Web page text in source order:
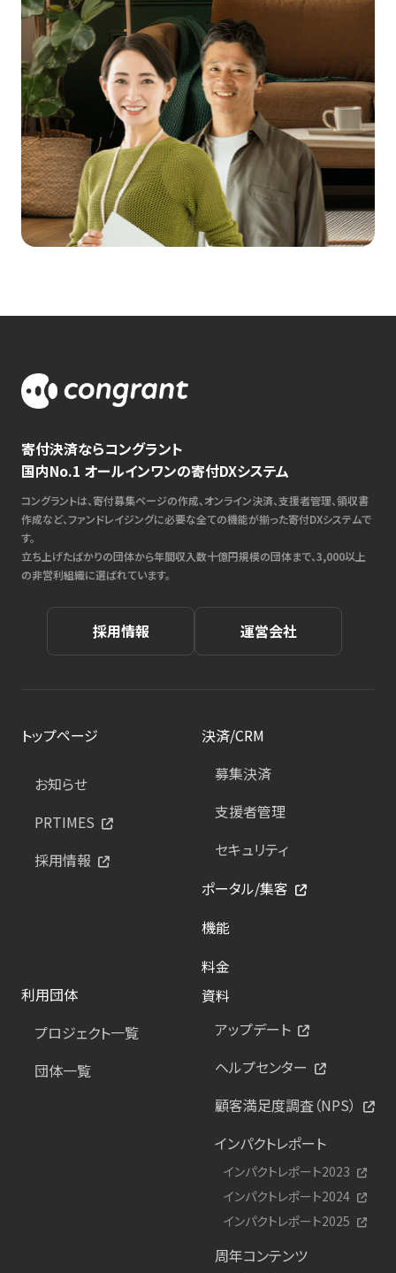
寄付決済ならコングラント
国内No.1 オールインワンの寄付DXシステム
コングラントは、寄付募集ページの作成、オンライン決済、支援者管理、領収書
作成など、ファンドレイジングに必要な全ての機能が揃った寄付DXシステムで
す。
立ち上げたばかりの団体から年間収入数十億円規模の団体まで、3,000以上
の非営利組織に選ばれています。
採用情報 運営会社
トップページ
お知らせ
PRTIMES
採用情報
決済/CRM
募集決済
支援者管理
セキュリティ
ポータル/集客
機能
料金
利用団体
プロジェクト一覧
団体一覧
資料
アップデート
ヘルプセンター
顧客満足度調査（NPS）
インパクトレポート
インパクトレポート2023
インパクトレポート2024
インパクトレポート2025
周年コンテンツ